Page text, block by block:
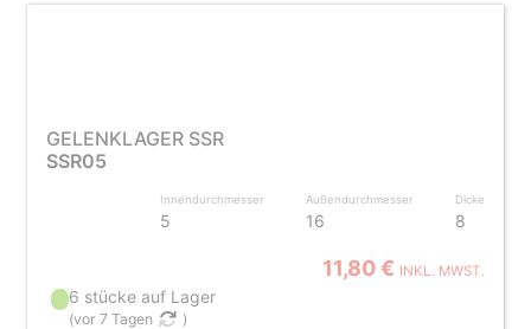
GELENKLAGER SSR
SSR05
Innendurchmesser
5
Außendurchmesser
16
Dicke
8
11,80 € INKL. MWST.
6 stücke auf Lager
(vor 7 Tagen )